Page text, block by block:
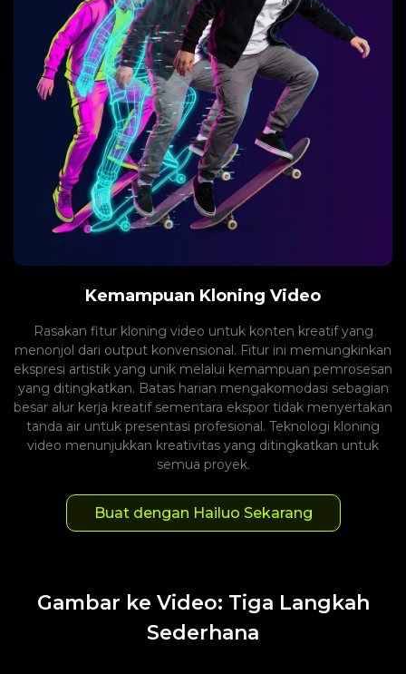
Kemampuan Kloning Video
Rasakan fitur kloning video untuk konten kreatif yang
menonjol dari output konvensional. Fitur ini memungkinkan
ekspresi artistik yang unik melalui kemampuan pemrosesan
yang ditingkatkan. Batas harian mengakomodasi sebagian
besar alur kerja kreatif sementara ekspor tidak menyertakan
tanda air untuk presentasi profesional. Teknologi kloning
video menunjukkan kreativitas yang ditingkatkan untuk
semua proyek.
Buat dengan Hailuo Sekarang
Gambar ke Video: Tiga Langkah
Sederhana